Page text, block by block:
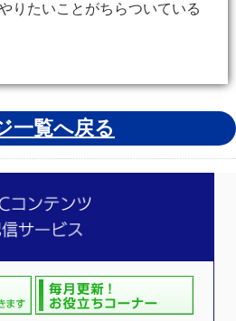
りたいことがちらついている
一覧へ戻る